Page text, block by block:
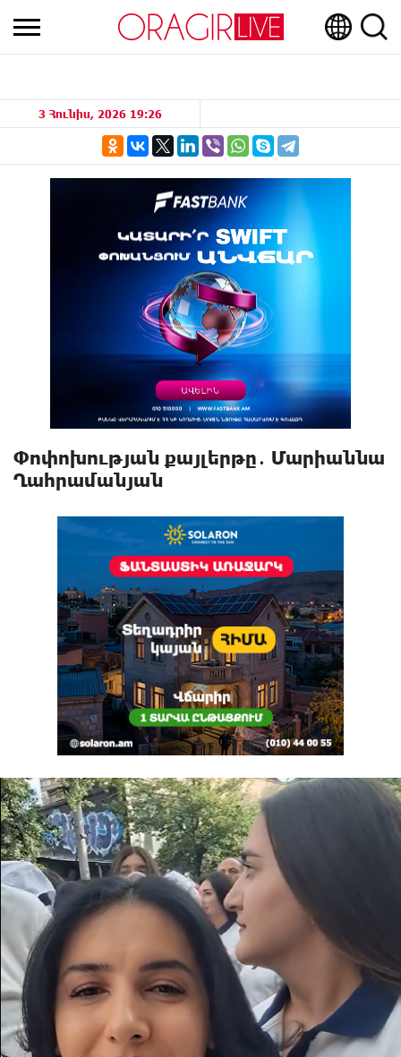
3 Հունիս, 2026 19:26
Փոփոխության քայլերթը․ Մարիաննա
Ղահրամանյան